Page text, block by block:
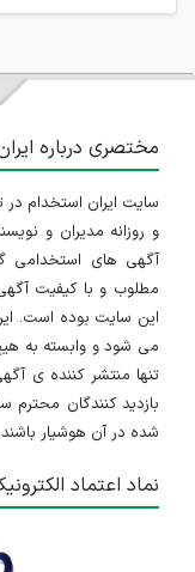
مختصری درباره
و روزانه مدیران و
آگهی های استخدامی
مطلوب و با کیفیت
این سایت بوده است.
می شود و وابسته به
تنها منتشر کننده ی
بازدید کنندگان
شده در آن هوشیار باشند.
نماد اعتماد